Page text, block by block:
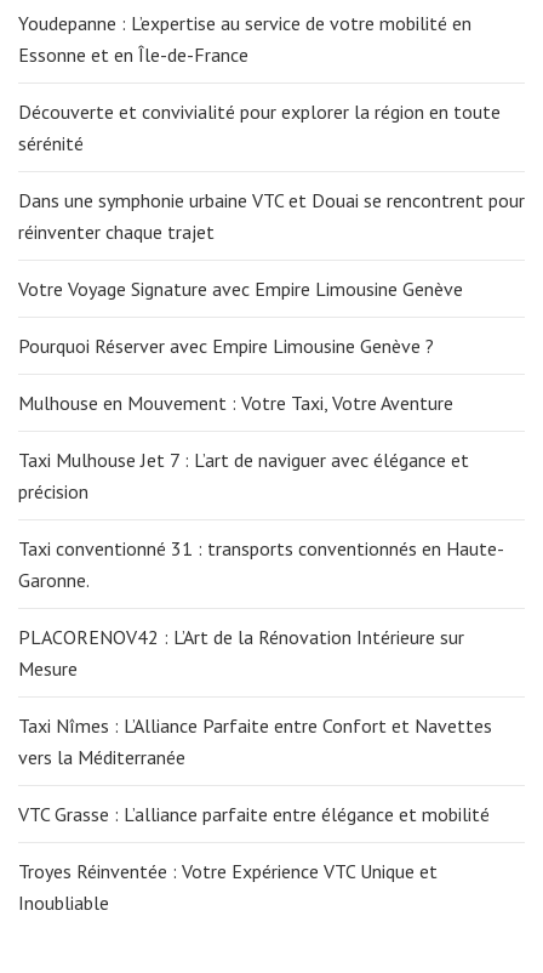
Youdepanne : L’expertise au service de votre mobilité en
Essonne et en Île-de-France
Découverte et convivialité pour explorer la région en toute
sérénité
Dans une symphonie urbaine VTC et Douai se rencontrent pour
réinventer chaque trajet
Votre Voyage Signature avec Empire Limousine Genève
Pourquoi Réserver avec Empire Limousine Genève ?
Mulhouse en Mouvement : Votre Taxi, Votre Aventure
Taxi Mulhouse Jet 7 : L’art de naviguer avec élégance et
précision
Taxi conventionné 31 : transports conventionnés en Haute-
Garonne.
PLACORENOV42 : L’Art de la Rénovation Intérieure sur
Mesure
Taxi Nîmes : L’Alliance Parfaite entre Confort et Navettes
vers la Méditerranée
VTC Grasse : L’alliance parfaite entre élégance et mobilité
Troyes Réinventée : Votre Expérience VTC Unique et
Inoubliable